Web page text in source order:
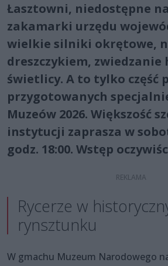
Łasztowni, niedostępne
zakamarki urzędu
wielkie silniki okrętowe,
dreszczykiem, zwiedzanie
świetlicy. A to tylko część
przygotowanych
Muzeów 2026. Większość
instytucji zaprasza w
godz. 18:00. Wstęp
Rycerze w
rynsztunku
W gmachu Muzeum Narodowego